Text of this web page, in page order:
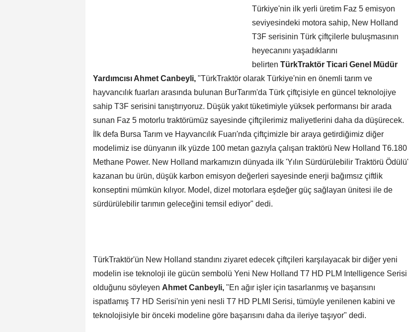
Türkiye'nin ilk yerli üretim Faz 5 emisyon
seviyesindeki motora sahip, New Holland
T3F serisinin Türk çiftçilerle buluşmasının
heyecanını yaşadıklarını
belirten TürkTraktör Ticari Genel Müdür
Yardımcısı Ahmet Canbeyli, "TürkTraktör olarak Türkiye'nin en önemli tarım ve
hayvancılık fuarları arasında bulunan BurTarım'da Türk çiftçisiyle en güncel teknolojiye
sahip T3F serisini tanıştırıyoruz. Düşük yakıt tüketimiyle yüksek performansı bir arada
sunan Faz 5 motorlu traktörümüz sayesinde çiftçilerimiz maliyetlerini daha da düşürecek.
İlk defa Bursa Tarım ve Hayvancılık Fuarı'nda çiftçimizle bir araya getirdiğimiz diğer
modelimiz ise dünyanın ilk yüzde 100 metan gazıyla çalışan traktörü New Holland T6.180
Methane Power. New Holland markamızın dünyada ilk 'Yılın Sürdürülebilir Traktörü Ödülü'
kazanan bu ürün, düşük karbon emisyon değerleri sayesinde enerji bağımsız çiftlik
konseptini mümkün kılıyor. Model, dizel motorlara eşdeğer güç sağlayan ünitesi ile de
sürdürülebilir tarımın geleceğini temsil ediyor" dedi.
TürkTraktör'ün New Holland standını ziyaret edecek çiftçileri karşılayacak bir diğer yeni
modelin ise teknoloji ile gücün sembolü Yeni New Holland T7 HD PLM Intelligence Serisi
olduğunu söyleyen Ahmet Canbeyli, "En ağır işler için tasarlanmış ve başarısını
ispatlamış T7 HD Serisi'nin yeni nesli T7 HD PLMI Serisi, tümüyle yenilenen kabini ve
teknolojisiyle bir önceki modeline göre başarısını daha da ileriye taşıyor" dedi.